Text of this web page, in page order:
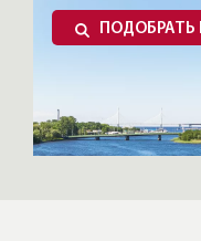
ПОДОБРАТЬ